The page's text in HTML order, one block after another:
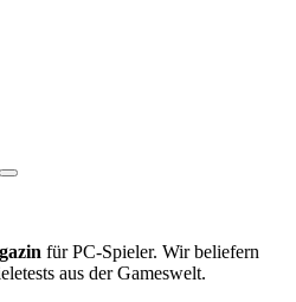
für PC-Spieler. Wir beliefern
aus der Gameswelt.